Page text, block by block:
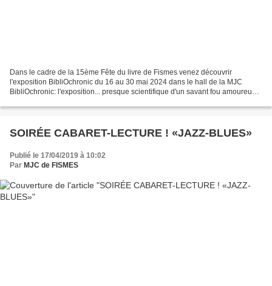
Dans le cadre de la 15ème Fête du livre de Fismes venez découvrir
l'exposition BibliOchronic du 16 au 30 mai 2024 dans le hall de la MJC
BibliOchronic: l'exposition... presque scientifique d'un savant fou amoureux
SOIRÉE CABARET-LECTURE ! «JAZZ-BLUES»
Publié le 17/04/2019 à 10:02
Par MJC de FISMES